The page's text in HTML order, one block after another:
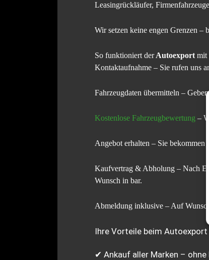
Leasingrückläufer,
Wir setzen keine engen Grenzen –
So funktioniert derAutoexport mit
Kontaktaufnahme – Sie rufen uns
Fahrzeugdaten übermitteln –
Kostenlose Fahrzeugbewertung –
Angebot erhalten – Sie
Kaufvertrag & Abholung – Nach
Wunsch in bar.
Abmeldung inklusive – Auf
Ihre Vorteile beim
✔ Ankauf aller Marken – ohne